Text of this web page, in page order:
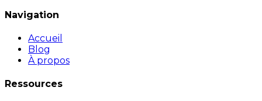
Navigation
Accueil
Blog
À propos
Ressources